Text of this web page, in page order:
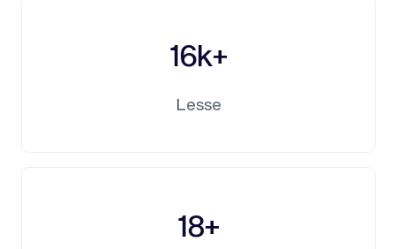
16k+
Lesse
18+